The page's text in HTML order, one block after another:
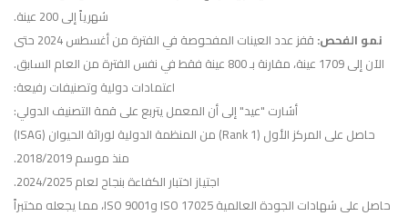
شهرياً إلى 200 عينة.
نمو الفحص:
قفز عدد العينات المفحوصة في الفترة من أغسطس 2024 حتى
الآن إلى 1709 عينة، مقارنة بـ 800 عينة فقط في نفس الفترة من العام السابق.
اعتمادات دولية وتصنيفات رفيعة:
أشارت "عيد" إلى أن المعمل يتربع على قمة التصنيف الدولي:
حاصل على المركز الأول (Rank 1) من المنظمة الدولية لوراثة الحيوان (ISAG)
منذ موسم 2018/2019.
اجتياز اختبار الكفاءة بنجاح لعام 2024/2025.
حاصل على شهادات الجودة العالمية ISO 17025 وISO 9001، مما يجعله مختبراً